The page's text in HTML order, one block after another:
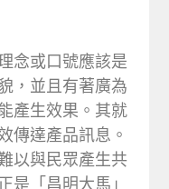
念或口號應該是
，並且有著廣為
產生效果。其就
傳達產品訊息。
以與民眾產生共
是「昌明大馬」